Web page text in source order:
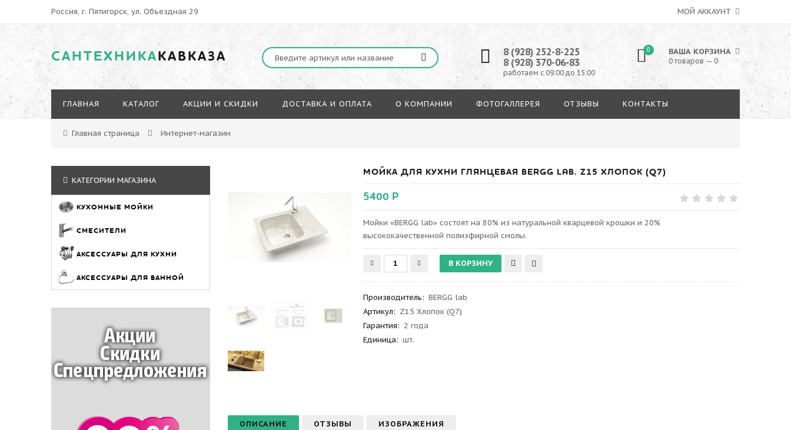
Россия, г. Пятигорск, ул. Объездная 29 МОЙ АККАУНТ
САНТЕХНИКАКАВКАЗА
8 (928) 252-8-225
8 (928) 370-06-83
работаем с 09:00 до 15:00
0 ВАША КОРЗИНА
0 товаров — 0
ГЛАВНАЯ КАТАЛОГ АКЦИИ И СКИДКИ ДОСТАВКА И ОПЛАТА О КОМПАНИИ ФОТОГАЛЛЕРЕЯ ОТЗЫВЫ КОНТАКТЫ
Главная страница Интернет-магазин
МОЙКА ДЛЯ КУХНИ ГЛЯНЦЕВАЯ BERGG LAB. Z15 ХЛОПОК (Q7)
5400 Р
Мойки «BERGG lab» состоят на 80% из натуральной кварцевой крошки и 20%
высококачественной полиэфирной смолы.
Производитель: BERGG lab
Артикул: Z15 Хлопок (Q7)
Гарантия: 2 года
Единица: шт.
ОПИСАНИЕ ОТЗЫВЫ ИЗОБРАЖЕНИЯ
КАТЕГОРИИ МАГАЗИНА
КУХОННЫЕ МОЙКИ
СМЕСИТЕЛИ
АКСЕССУАРЫ ДЛЯ КУХНИ
АКСЕССУАРЫ ДЛЯ ВАННОЙ